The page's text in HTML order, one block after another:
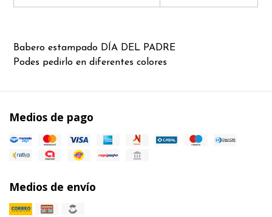
Babero estampado DÍA DEL PADRE
Podes pedirlo en diferentes colores
Medios de pago
Medios de envío